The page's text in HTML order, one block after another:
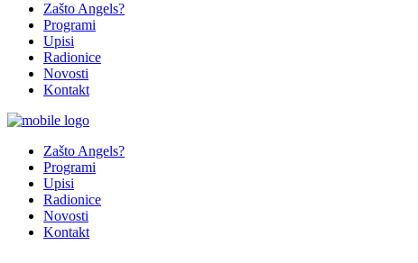
Zašto Angels?
Programi
Upisi
Radionice
Novosti
Kontakt
Zašto Angels?
Programi
Upisi
Radionice
Novosti
Kontakt